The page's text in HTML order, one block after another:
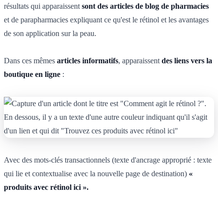
résultats qui apparaissent sont des articles de blog de pharmacies
et de parapharmacies expliquant ce qu'est le rétinol et les avantages
de son application sur la peau.
Dans ces mêmes articles informatifs, apparaissent des liens vers la
boutique en ligne :
Avec des mots-clés transactionnels (texte d'ancrage approprié : texte
qui lie et contextualise avec la nouvelle page de destination) «
produits avec rétinol ici ».